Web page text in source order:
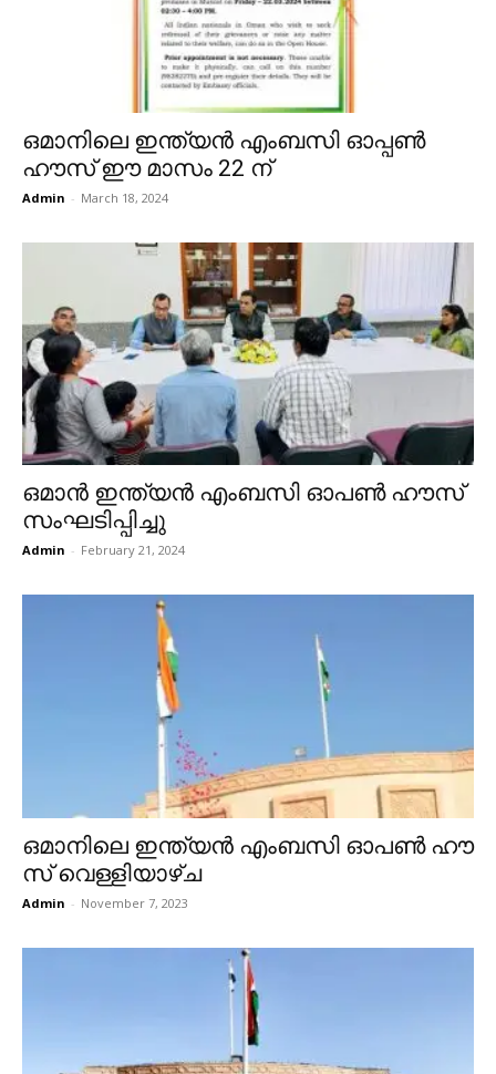
ഒമാനിലെ ഇന്ത്യൻ എംബസി ഓപ്പൺ
ഹൗസ് ഈ മാസം 22 ന്
Admin - March 18, 2024
ഒമാൻ ഇന്ത്യൻ എംബസി ഓപൺ ഹൗസ്
സംഘടിപ്പിച്ചു
Admin - February 21, 2024
ഒമാനിലെ ഇ​ന്ത്യ​ന്‍ എം​ബ​സി ഓ​പ​ണ്‍ ഹൗ​
സ് വെ​ള്ളി​യാ​ഴ്ച
Admin - November 7, 2023